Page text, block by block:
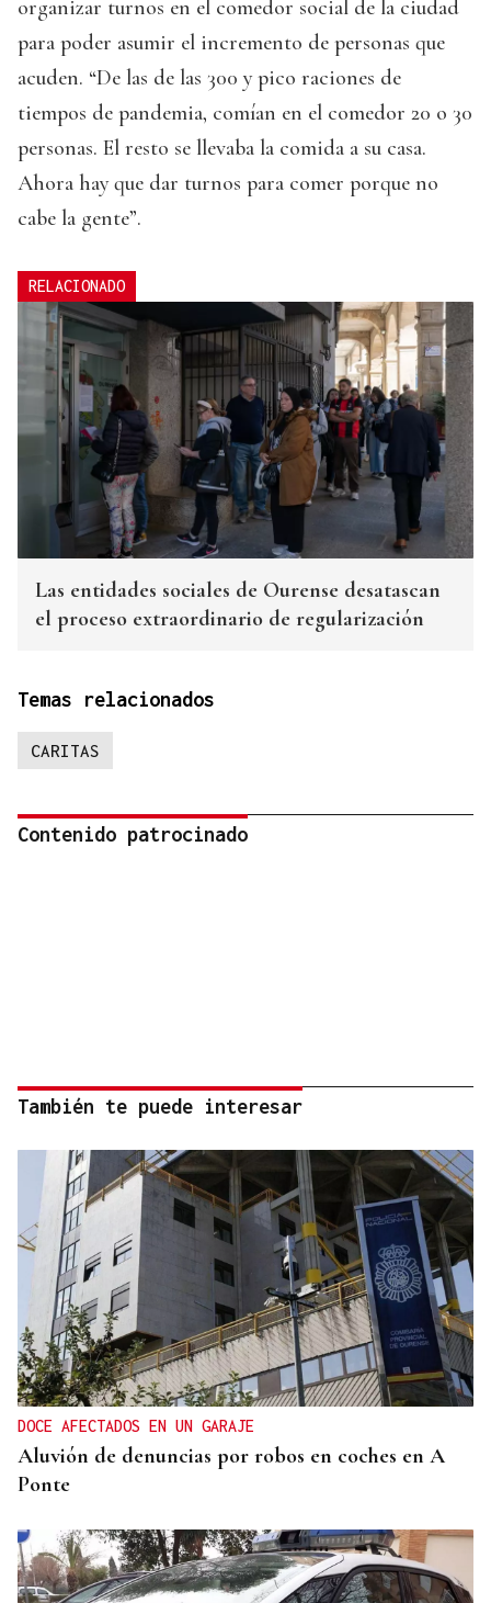
organizar turnos en el comedor social de la ciudad
para poder asumir el incremento de personas que
acuden. “De las de las 300 y pico raciones de
tiempos de pandemia, comían en el comedor 20 o 30
personas. El resto se llevaba la comida a su casa.
Ahora hay que dar turnos para comer porque no
cabe la gente”.
RELACIONADO
Las entidades sociales de Ourense desatascan
el proceso extraordinario de regularización
Temas relacionados
CARITAS
Contenido patrocinado
También te puede interesar
DOCE AFECTADOS EN UN GARAJE
Aluvión de denuncias por robos en coches en A
Ponte